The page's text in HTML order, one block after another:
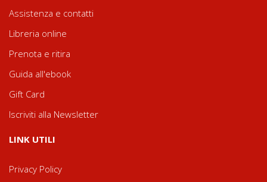
Assistenza e contatti
Libreria online
Prenota e ritira
Guida all'ebook
Gift Card
Iscriviti alla Newsletter
LINK UTILI
Privacy Policy